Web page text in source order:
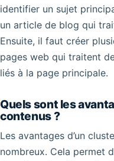
identifier un sujet
un article de blog qui
Ensuite, il faut créer
pages web qui traitent
liés à la page principale.
Quels sont les
contenus ?
Les avantages d’un
nombreux. Cela permet